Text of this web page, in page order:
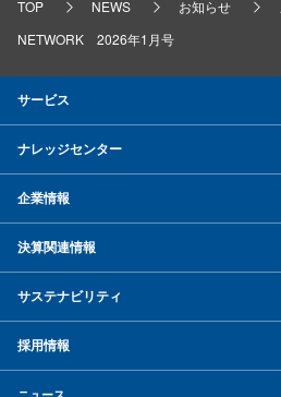
TOP NEWS お知らせ
NETWORK 2026年1月号
サービス
ナレッジセンター
企業情報
決算関連情報
サステナビリティ
採用情報